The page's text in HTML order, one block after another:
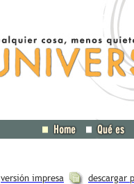
versión impresa descargar